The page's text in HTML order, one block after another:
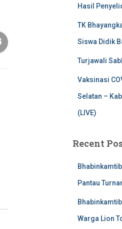
Hasil
TK
Siswa Didik
Turjawali
Vaksinasi
Selatan –
(LIVE)
Recent
Pantau
Warga Lion